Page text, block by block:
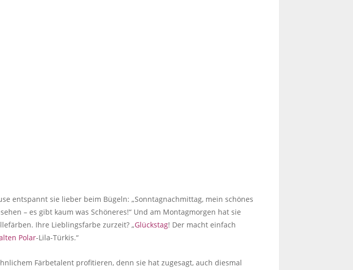
entspannt sie lieber beim Bügeln: „Sonntagnachmittag, mein schönes
– es gibt kaum was Schöneres!“ Und am Montagmorgen hat sie
Ihre Lieblingsfarbe zurzeit? „Glückstag! Der macht einfach
Polar-Lila-Türkis.“
Färbetalent profitieren, denn sie hat zugesagt, auch diesmal